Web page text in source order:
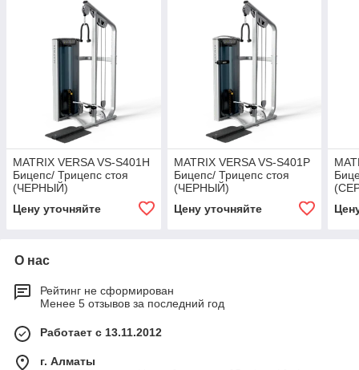
MATRIX VERSA VS-S401H
Бицепс/ Трицепс стоя
(ЧЕРНЫЙ)
Цену уточняйте
MATRIX VERSA VS-S401P
Бицепс/ Трицепс стоя
(ЧЕРНЫЙ)
Цену уточняйте
О нас
Рейтинг не сформирован
Менее 5 отзывов за последний год
Работает с 13.11.2012
г. Алматы